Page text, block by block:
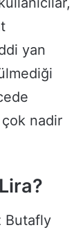
yan
nadir
Butafly